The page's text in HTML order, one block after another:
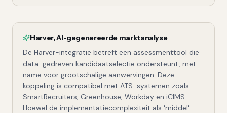
Harver,AI-gegenereerde marktanalyse
De Harver-integratie betreft een assessmenttool die
data-gedreven kandidaatselectie ondersteunt, met
name voor grootschalige aanwervingen. Deze
koppeling is compatibel met ATS-systemen zoals
SmartRecruiters, Greenhouse, Workday en iCIMS.
Hoewel de implementatiecomplexiteit als 'middel'